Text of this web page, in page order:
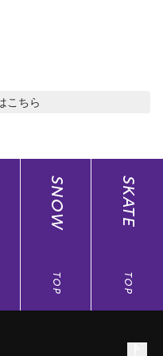
こちら
SNOW
TOP
SKATE
TOP